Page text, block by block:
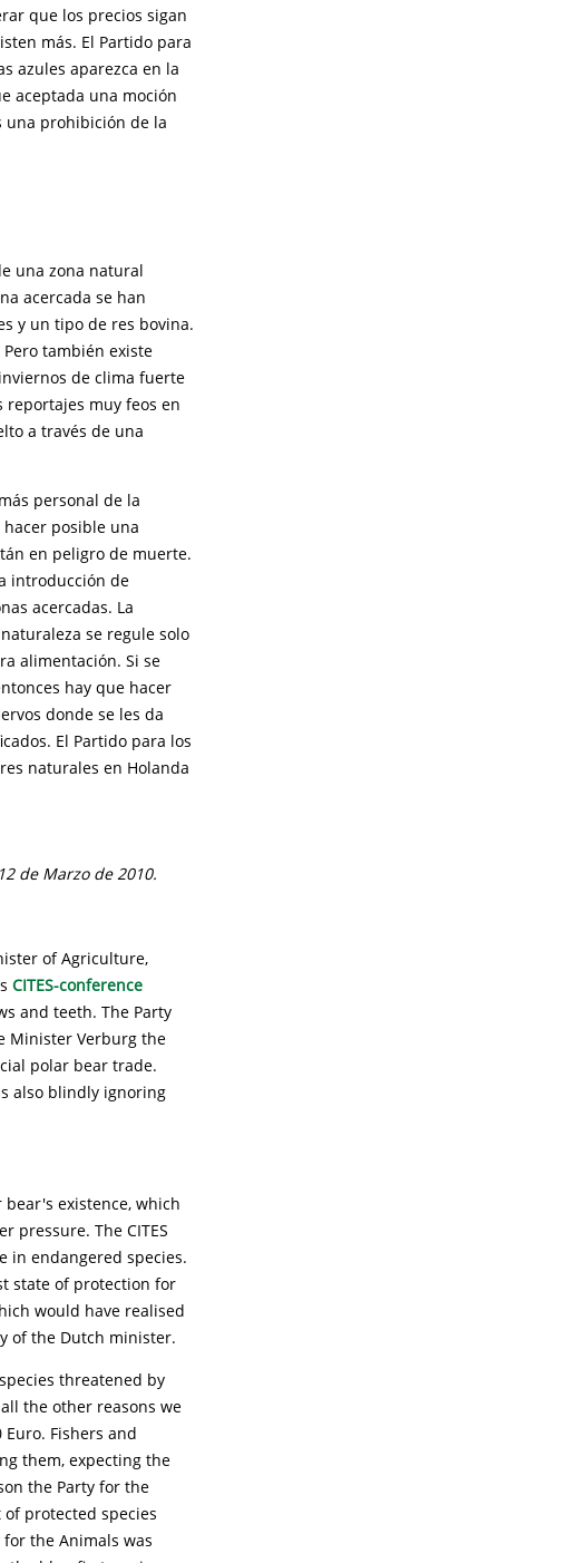
que los precios sigan
más. El Partido para
azules aparezca en la
aceptada una moción
una prohibición de la
una zona natural
acercada se han
y un tipo de res bovina.
también existe
de clima fuerte
reportajes muy feos en
a través de una
personal de la
posible una
en peligro de muerte.
introducción de
acercadas. La
se regule solo
alimentación. Si se
hay que hacer
donde se les da
El Partido para los
naturales en Holanda
de Marzo de 2010.
of Agriculture,
CITES-conference
and teeth. The Party
Minister Verburg the
polar bear trade.
also blindly ignoring
existence, which
pressure. The CITES
in endangered species.
state of protection for
would have realised
of the Dutch minister.
threatened by
the other reasons we
Fishers and
them, expecting the
the Party for the
protected species
the Animals was